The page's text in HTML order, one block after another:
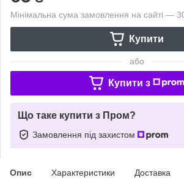
Мінімальна сума замовлення на сайті —
Купити
або
Купити з
Що таке купити з Пром?
Замовлення під захистом
Опис Характеристики Доставка